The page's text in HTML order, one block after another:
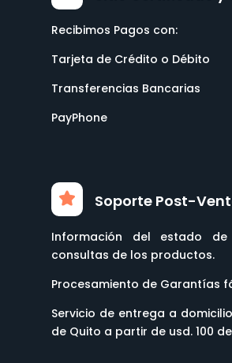
Recibimos Pagos con:
Tarjeta de Crédito o Débito
Transferencias Bancarias
PayPhone
Soporte Post-
Información del estado
consultas de los productos.
Procesamiento de Garantías
Servicio de entrega a
de Quito a partir de usd. 100